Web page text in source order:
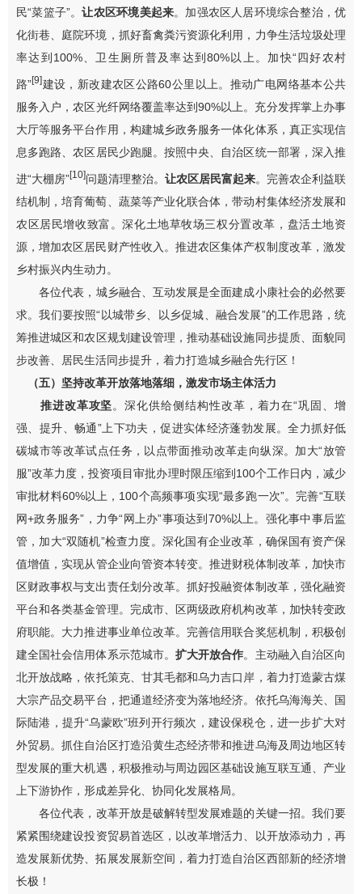
民“菜篮子”。让农区环境美起来。加强农区人居环境综合整治，优
化街巷、庭院环境， 抓好畜禽粪污资源化利用， 力争生活垃圾处理
率达到 100%、卫生厕所普及率达到80%以上。加快“四好农村
路”[9]建设，新改建农区公路60公里以上。推动广电网络基本公共
服务入户，农区光纤网络覆盖率达到90%以上。充分发挥掌上办事
大厅等服务平台作用， 构建城乡政务服务一体化体系，真正实现信
息多跑路、农区居民少跑腿。按照中央、自治区统一部署，深入推
进“大棚房”[10]问题清理整治。 让农区居民富起来。完善农企利益联
结机制，培育葡萄、蔬菜等产业化联合体，带动村集体经济发展和
农区居民增收致富。深化土地草牧场三权分置改革，盘活土地资
源，增加农区居民财产性收入。 推进农区集体产权制度改革，激发
乡村振兴内生动力。
各位代表，城乡融合、互动发展是全面建成小康社会的必然要
求。我们要按照“以城带乡、以乡促城、融合发展”的工作思路，统
筹推进城区和农区规划建设管理，推动基础设施同步提质、面貌同
步改善、居民生活同步提升，着力打造城乡融合先行区！
（五）坚持改革开放落地落细，激发市场主体活力
推进改革攻坚。深化供给侧结构性改革，着力在“巩固、增
强、提升、畅通”上下功夫，促进实体经济蓬勃发展。全力抓好低
碳城市等改革试点任务，以点带面推动改革走向纵深。加大“放管
服”改革力度，投资项目审批办理时限压缩到100个工作日内，减少
审批材料60%以上， 100个高频事项实现“最多跑一次”。 完善“互联
网+政务服务” ，力争“网上办”事项达到70%以上。强化事中事后监
管，加大“双随机”检查力度。深化国有企业改革，确保国有资产保
值增值 ，实现从管企业向管资本转变。推进财税体制改革，加快市
区财政事权与支出责任划分改革。抓好投融资体制改革， 强化融资
平台和各类基金管理。完成市、区两级政府机构改革，加快转变政
府职能。 大力推进事业单位改革。完善信用联合奖惩机制，积极创
建全国社会信用体系示范城市。 扩大开放合作。主动融入自治区向
北开放战略，依托策克、甘其毛都和乌力吉口岸， 着力打造蒙古煤
大宗产品交易平台 ，把通道经济变为落地经济。依托乌海海关、国
际陆港，提升“乌蒙欧”班列开行频次，建设保税仓，进一步扩大对
外贸易。抓住自治区打造沿黄生态经济带和推进乌海及周边地区转
型发展的重大机遇， 积极推动与周边园区基础设施互联互通、产业
上下游协作，形成差异化、协同化发展格局。
各位代表，改革开放是破解转型发展难题的关键一招。我们要
紧紧围绕建设投资贸易首选区，以改革增活力、以开放添动力，再
造发展新优势、拓展发展新空间，着力打造自治区西部新的经济增
长极！